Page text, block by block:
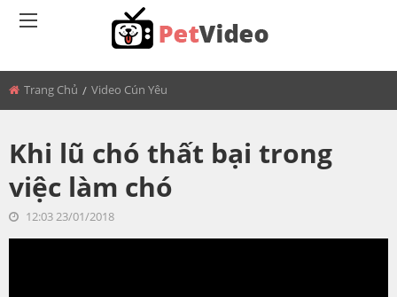
Trang Chủ Video Cún Yêu
Khi lũ chó thất bại trong
việc làm chó
12:03 23/01/2018